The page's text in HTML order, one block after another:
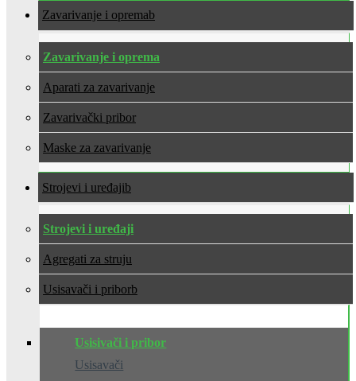
Zavarivanje i oprema
Zavarivanje i oprema
Aparati za zavarivanje
Zavarivački pribor
Maske za zavarivanje
Strojevi i uređaji
Strojevi i uređaji
Agregati za struju
Usisavači i pribor
Usisivači i pribor
Usisavači